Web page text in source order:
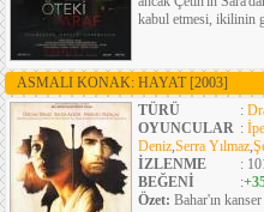
kabul etmesi, ikilinin
ASMALI KONAK: HAYAT [2003]
TÜRÜ
:
OYUNCULAR :
Deniz,Serra Yılmaz,
İZLENME
:
BEĞENİ
:
Özet: Bahar'ın